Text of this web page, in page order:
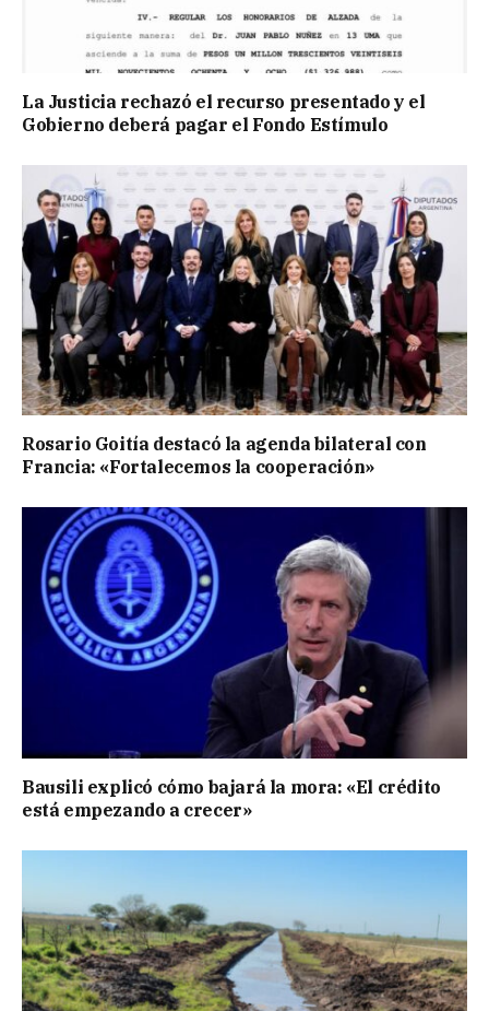
La Justicia rechazó el recurso presentado y el
Gobierno deberá pagar el Fondo Estímulo
Rosario Goitía destacó la agenda bilateral con
Francia: «Fortalecemos la cooperación»
Bausili explicó cómo bajará la mora: «El crédito
está empezando a crecer»